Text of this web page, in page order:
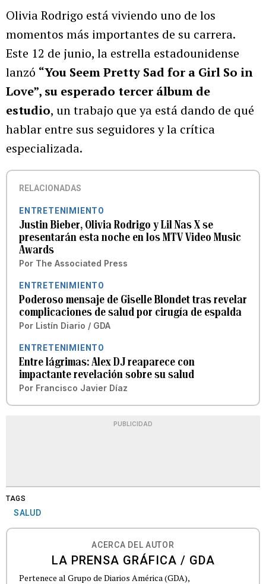
Olivia Rodrigo está viviendo uno de los
momentos más importantes de su carrera.
Este 12 de junio, la estrella estadounidense
lanzó “You Seem Pretty Sad for a Girl So in
Love”, su esperado tercer álbum de
estudio, un trabajo que ya está dando de qué
hablar entre sus seguidores y la crítica
especializada.
RELACIONADAS
ENTRETENIMIENTO
Justin Bieber, Olivia Rodrigo y Lil Nas X se
presentarán esta noche en los MTV Video Music
Awards
Por The Associated Press
ENTRETENIMIENTO
Poderoso mensaje de Giselle Blondet tras revelar
complicaciones de salud por cirugía de espalda
Por Listín Diario / GDA
ENTRETENIMIENTO
Entre lágrimas: Alex DJ reaparece con
impactante revelación sobre su salud
Por Francisco Javier Díaz
PUBLICIDAD
TAGS
SALUD
ACERCA DEL AUTOR
LA PRENSA GRÁFICA / GDA
Pertenece al Grupo de Diarios América (GDA),